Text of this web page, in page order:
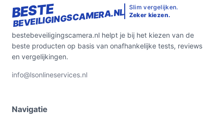
BESTE
BEVEILIGINGSCAMERA.NL Slim vergelijken.
Zeker kiezen.
bestebeveiligingscamera.nl helpt je bij het kiezen van de
beste producten op basis van onafhankelijke tests, reviews
en vergelijkingen.
info@lsonlineservices.nl
Navigatie